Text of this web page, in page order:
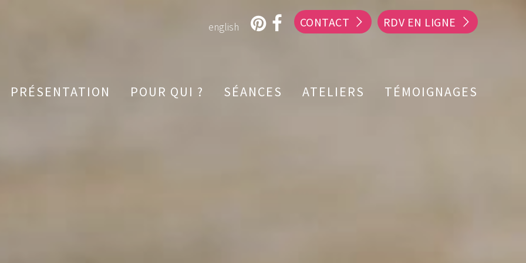
english CONTACT RDV EN LIGNE
PRÉSENTATION POUR QUI ? SÉANCES ATELIERS TÉMOIGNAGES